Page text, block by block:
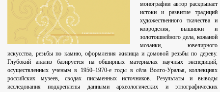
монографии автор раскрывает
истоки и развитие традиций
художественного ткачества и
ковроделия, вышивки и
золотошвейного дела, кожаной
мозаики, ювелирного
искусства, резьбы по камню, оформления жилища и домовой резьбы по дереву.
Глубокий анализ базируется на обширных материалах научных экспедиций,
осуществленных ученым в 1950–1970-е годы в сёла Волго-Уралья, коллекциях
российских музеев, сводах письменных источников. Результаты и выводы
исследования подкреплены данными археологических и этнографических